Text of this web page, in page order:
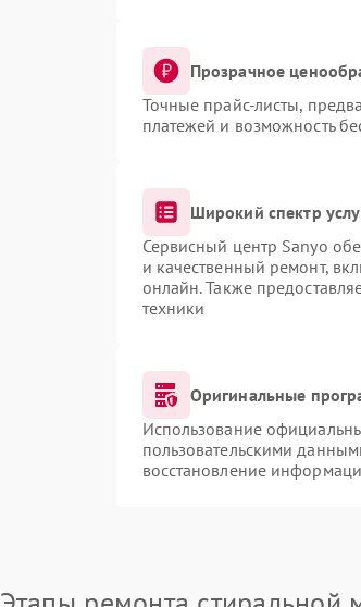
Прозрачное
Точные прайс-листы,
платежей и возможность
Широкий спектр
Сервисный центр Sanyo
и качественный ремонт,
онлайн. Также
техники
Оригинальные
Использование
пользовательскими
восстановление